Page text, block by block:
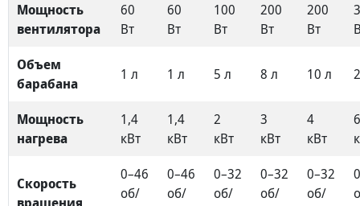
Мощность
вентилятора
60
Вт
60
Вт
100
Вт
200
Вт
200
Вт
Объем
барабана
1 л 1 л 5 л 8 л 10 л
Мощность
нагрева
1,4
кВт
1,4
кВт
2
кВт
3
кВт
4
кВт
Скорость
0–46
об/
0–46
об/
0–32
об/
0–32
об/
0–32
об/